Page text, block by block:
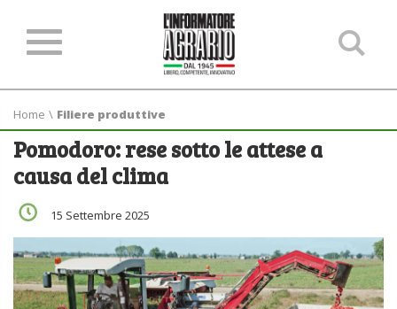
Home \ Filiere produttive
Pomodoro: rese sotto le attese a
causa del clima
15 Settembre 2025